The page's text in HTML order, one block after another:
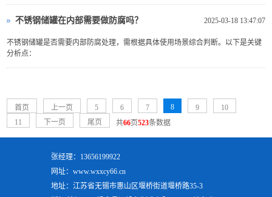
2025-03-18 13:47:07
不锈钢储罐在内部需要做防腐吗？
不锈钢储罐是否需要内部防腐处理，需根据具体使用场景综合判断。以下是关键
分析点：
首页 上一页 5 6 7 8 9
10
11
下一页 尾页 共66页523条数据
张经理：13656199922
网址：www.wxxcy66.cn
地址：江苏省无锡市惠山区堰桥街道堰桥路35-3